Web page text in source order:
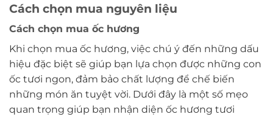
Cách chọn mua nguyên liệu
Cách chọn mua ốc hương
Khi chọn mua ốc hương, việc chú ý đến những dấu
hiệu đặc biệt sẽ giúp bạn lựa chọn được những con
ốc tươi ngon, đảm bảo chất lượng để chế biến
những món ăn tuyệt vời. Dưới đây là một số mẹo
quan trọng giúp bạn nhận diện ốc hương tươi